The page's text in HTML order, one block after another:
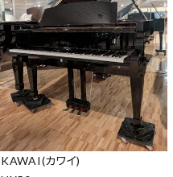
KAWAI(カワイ)